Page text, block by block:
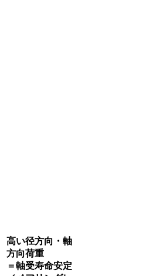
高い径方向・軸
方向荷重
＝軸受寿命安定